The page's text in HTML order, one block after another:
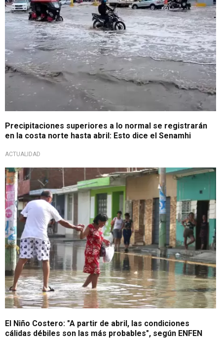
Precipitaciones superiores a lo normal se registrarán
en la costa norte hasta abril: Esto dice el Senamhi
ACTUALIDAD
Para tener en cuenta
El Niño Costero: "A partir de abril, las condiciones
cálidas débiles son las más probables", según ENFEN